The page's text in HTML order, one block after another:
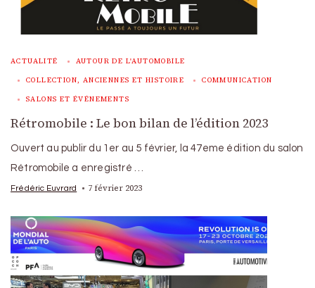
ACTUALITÉ AUTOUR DE L'AUTOMOBILE
COLLECTION, ANCIENNES ET HISTOIRE COMMUNICATION
SALONS ET ÉVÉNEMENTS
Rétromobile : Le bon bilan de l’édition 2023
Ouvert au publir du 1er au 5 février, la 47eme édition du salon
Rétromobile a enregistré …
Frédéric Euvrard 7 février 2023